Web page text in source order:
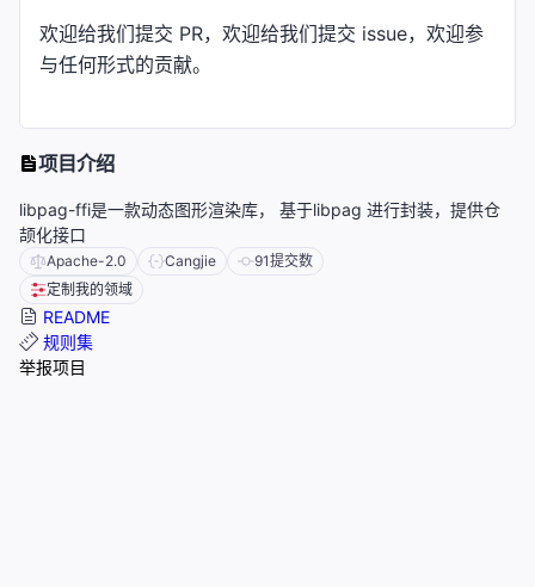
欢迎给我们提交 PR，欢迎给我们提交 issue，欢迎参
与任何形式的贡献。
项目介绍
libpag-ffi是一款动态图形渲染库， 基于libpag 进行封装，提供仓
颉化接口
Apache-2.0 Cangjie 91提交数
定制我的领域
README
规则集
举报项目